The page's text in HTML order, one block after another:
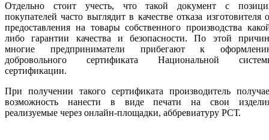
Отдельно стоит учесть, что такой документ с
покупателей часто выглядит в качестве отказа изготовителя
предоставления на товары собственного производства
либо гарантии качества и безопасности. По этой
многие предприниматели прибегают к
добровольного сертификата Национальной
сертификации.
При получении такого сертификата производитель
возможность нанести в виде печати на свои
реализуемые через онлайн-площадки, аббревиатуру РСТ.